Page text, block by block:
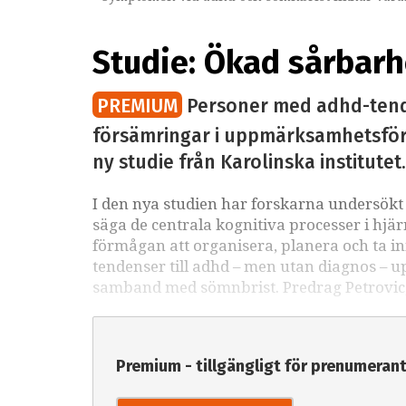
Studie: Ökad
PREMIUM Personer med adhd-
försämringar i
ny studie från Karolinska
I den nya studien har forskarna
säga de centrala kognitiva processer i
förmågan att organisera, planera och ta
tendenser till adhd – men utan diagnos –
samband med sömnbrist. Predrag
Premium - tillgängligt för